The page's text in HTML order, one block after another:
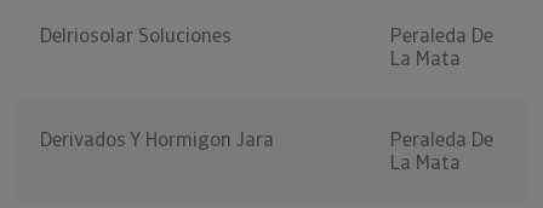
Delriosolar Soluciones
Peraleda De
La Mata
Derivados Y Hormigon Jara
Peraleda De
La Mata